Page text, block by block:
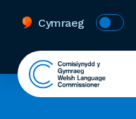
Cymraeg